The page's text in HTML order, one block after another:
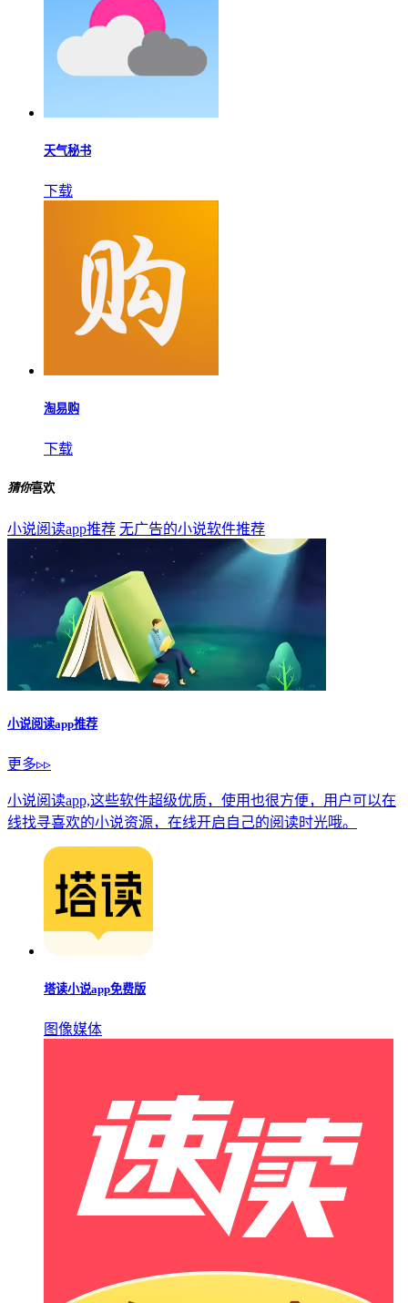
天气秘书
下载
淘易购
下载
猜你喜欢
小说阅读app推荐 无广告的小说软件推荐
小说阅读app推荐
更多▹▹
小说阅读app,这些软件超级优质，使用也很方便，用户可以在
线找寻喜欢的小说资源，在线开启自己的阅读时光哦。
塔读小说app免费版
图像媒体